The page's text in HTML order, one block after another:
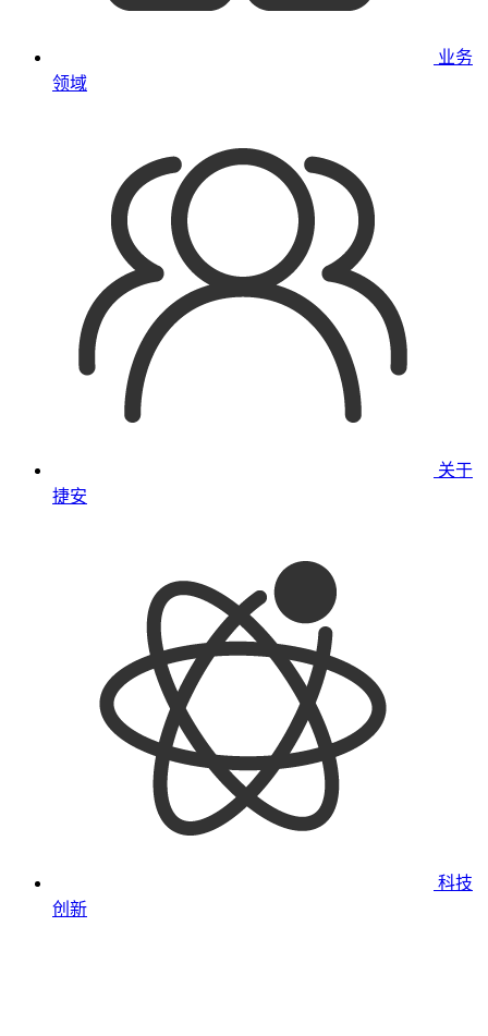
业务
领域
关于
捷安
科技
创新